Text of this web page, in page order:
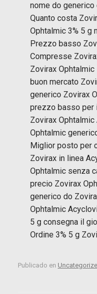
nome do
Quanto costa
Ophtalmic 3% 5 g
Prezzo basso
Compresse
Zovirax
buon mercato
generico Zovirax
prezzo basso per
Zovirax
Ophtalmic
Miglior posto per
Zovirax in linea
Ophtalmic senza
precio Zovirax
generico do
Ophtalmic
5 g consegna il
Ordine 3% 5 g
Publicado en